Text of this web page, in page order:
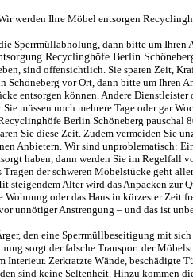
werden Ihre Möbel entsorgen
Sperrmüllabholung, dann bitte um
Recyclinghöfe Berlin
sind offensichtlich. Sie sparen Zeit,
Schöneberg vor Ort, dann bitte um Ihren
entsorgen können. Andere
müssen noch mehrere Tage oder gar
Berlin Schöneberg pauschal
Sie diese Zeit. Zudem vermeiden Sie
Anbietern. Wir sind unproblematisch:
haben, dann werden Sie im Regelfall
der schweren Möbelstücke geht
steigendem Alter wird das Anpacken zur
Wohnung oder das Haus in kürzester Zeit
unnötiger Anstrengung – und das ist
den eine Sperrmüllbeseitigung mit sich
sorgt der falsche Transport der
Interieur. Zerkratzte Wände, beschädigte
sind keine Seltenheit. Hinzu kommen die